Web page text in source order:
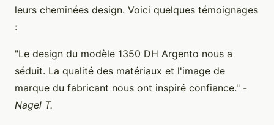
leurs cheminées design. Voici quelques témoignages
:
"Le design du modèle 1350 DH Argento nous a
séduit. La qualité des matériaux et l'image de
marque du fabricant nous ont inspiré confiance." -
Nagel T.